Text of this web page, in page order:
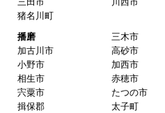
猪名川町
播磨
三木市
加古川市
高砂市
小野市
加西市
相生市
赤穂市
宍粟市
たつの市
揖保郡
太子町